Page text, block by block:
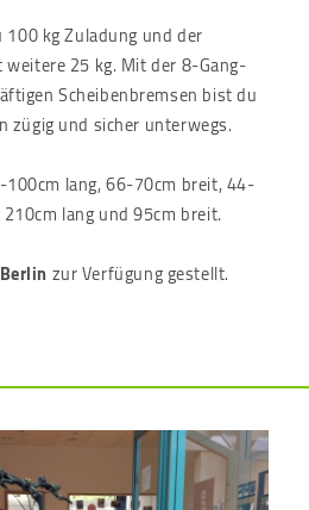
kg Zuladung und der
25 kg. Mit der 8-Gang-
Scheibenbremsen bist du
zügig und sicher unterwegs.
lang, 66-70cm breit, 44-
lang und 95cm breit.
zur Verfügung gestellt.